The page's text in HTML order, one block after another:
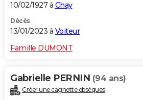
10/02/1927 à Chay
Décès
13/01/2023 à Voiteur
Famille DUMONT
Gabrielle PERNIN (94 ans)
Créer une cagnotte obsèques